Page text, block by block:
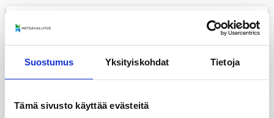
Suostumus Yksityiskohdat Tietoja
Tämä sivusto käyttää evästeitä
+